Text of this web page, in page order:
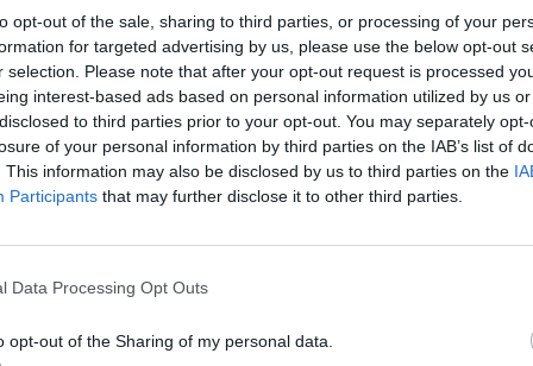
opt-out of the sale, sharing to third parties, or processing of your
for targeted advertising by us, please use the below opt-out
selection. Please note that after your opt-out request is processed
interest-based ads based on personal information utilized by us
to third parties prior to your opt-out. You may separately
of your personal information by third parties on the IAB’s list of
This information may also be disclosed by us to third parties on the
Participants that may further disclose it to other third parties.
Data Processing Opt Outs
opt-out of the Sharing of my personal data.
της Κρήτης όπου ζει και εργάζεται μέχρι σήμερα,
με δασκάλους γνωστούς καλλιτέχνες της
δράση στα καλλιτεχνικά δρώμενα της πόλης και έχει
βιβλίου και ως μητέρα δίδυμων κοριτσιών
960-563-129-1, Τιμή: 8,35 ευρώ